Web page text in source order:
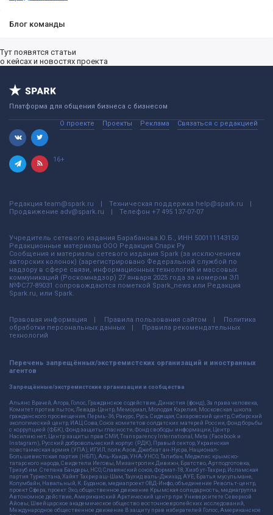
Блог команды
Тут появятся статьи
о кейсах и новостях проекта
Платформа для общения бизнеса с бизнесом
О проекте Проекты Реклама Связаться с редакцией
16+
Редакция team@spark.ru Техническая поддержка help@spark.ru
Продвижение adv@spark.ru Телефон +7 495 137-07-07
Учредитель сетевого издания Барабанова.Ю.Б., ИНН 500111143150
Редакционные материалы ООО Редакция Спарк Ру
Сообщения и материалы сетевого издания Spark (за исключением
авторских колонок) (зарегистрировано Федеральной службой по
надзору в сфере связи, информационных технологий и массовых
коммуникаций (Роскомнадзор) 27 января 2025 года за номером ЭЛ
№ФС77-89031 сопровождаются пометкой Spark_news или Редакция
Spark.ru, или Spark.
Правовая информация Правила пользования сайтом
Политика
обработки персональных данных
Правила рекомендательных
технологий
Перечень запрещённых/экстремистских организаций и иностранных
агентов
Запрещённые/экстремистские организации и сообщества
Альянс Врачей, Агора, Голос, Гражданское содействие, Династия (фонд), За права человека,
Комитет против пыток, Левада-Центр, Мемориал, Молодая Карелия, Московская школа
гражданского просвещения, Пермь-36, Ракурс, Русь Сидящая, Сахаровский центр, Сибирский
экологический центр, ИАЦ Сова, Союз комитетов солдатских матерей России, Фонд борьбы
с коррупцией (ФБК), Фонд защиты гласности, Фонд свободы информации, Центр
Насилию.нет, Центр защиты прав СМИ, Transparency International, Meta (Facebook и
Instagram), Русский добровольческий корпус (РДК), Правый сектор, Украинская
повстанческая армия (УПА), ИГИЛ, полк Азов, Джебхат ан-Нусра, Национал-
Большевистская партия (НБП), Аль-Каида, УНА-УНСО, Талибан, Меджлис крымско-
татарского народа, Свидетели Иеговы, Мизантропик Дивижн, Братство, Артподготовка,
Тризуб им. Степана Бандеры, НСО, Славянский союз, Формат-18, Хизб ут-Тахрир, Исламская
партия Туркестана, Хайят Тахрир аш-Шам, Таухид валь-Джихад, АУЕ, Братья мусульмане,
Колумбайн, Навальный, К. Буданов, медиапроект ОВД-Инфо, объединение Револьт-центр,
проект Сфера, проект Эхо, общественное движение Крымская солидарность, медиагруппа
Автономное действие, Американский Арктический центр при Университете Северной
Айовы, Швейцарское академическое общество восточноевропейских исследований,
Международное общественное движение В защиту прав избирателей Голос, Американское